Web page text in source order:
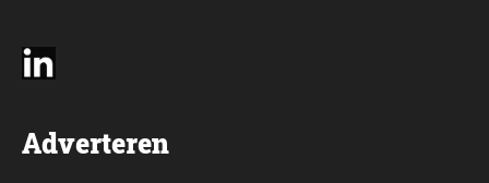
Adverteren